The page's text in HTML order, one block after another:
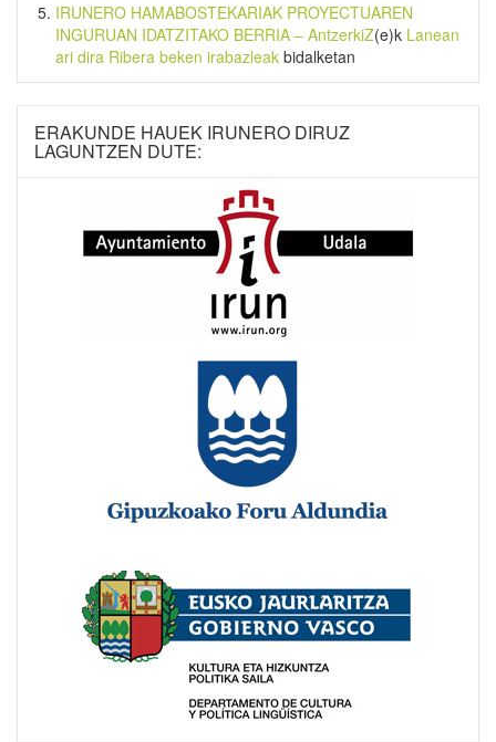
IRUNERO HAMABOSTEKARIAK PROYECTUAREN
INGURUAN IDATZITAKO BERRIA – AntzerkiZ(e)k Lanean
ari dira Ribera beken irabazleak bidalketan
ERAKUNDE HAUEK IRUNERO DIRUZ
LAGUNTZEN DUTE: